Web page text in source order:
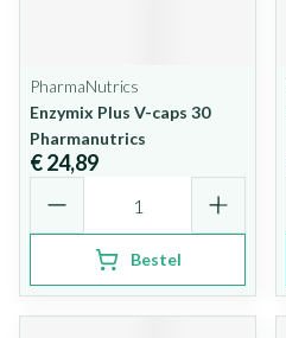
PharmaNutrics
Enzymix Plus V-caps 30
Pharmanutrics
€ 24,89
Bestel